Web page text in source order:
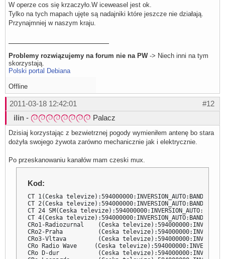
W operze cos się krzaczyło.W iceweasel jest ok.
Tylko na tych mapach ujęte są nadajniki które jeszcze nie działają.
Przynajmniej w naszym kraju.
Problemy rozwiązujemy na forum nie na PW-> Niech inni na tym
skorzystają.
Polski portal Debiana
Offline
#12
2011-03-18 12:42:01
ilin - Palacz
Dzisiaj korzystając z bezwietrznej pogody wymieniłem antenę bo stara
dożyła swojego żywota zarówno mechanicznie jak i elektrycznie.
Po przeskanowaniu kanałów mam czeski mux.
Kod:
CT 1(Ceska
CT 2(Ceska
CT 24 SM(Ceska
CT 4(Ceska
CRo1-Radiozurnal    (Ceska
CRo2-Praha          (Ceska
CRo3-Vltava         (Ceska
CRo Radio Wave     (Ceska
CRo D-dur           (Ceska